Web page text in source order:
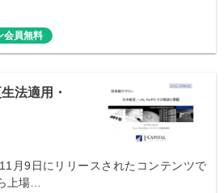
会員無料
法適用・
月9日にリリースされたコンテンツで
上場…